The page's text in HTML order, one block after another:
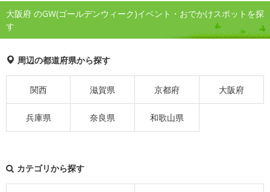
大阪府 のGW(ゴールデンウィーク)イベント・おでかけスポットを探
す
周辺の都道府県から探す
関西 滋賀県 京都府 大阪府
兵庫県 奈良県 和歌山県
カテゴリから探す